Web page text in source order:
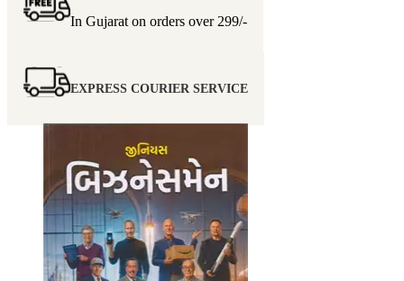
In Gujarat on orders over 299/-
EXPRESS COURIER SERVICE